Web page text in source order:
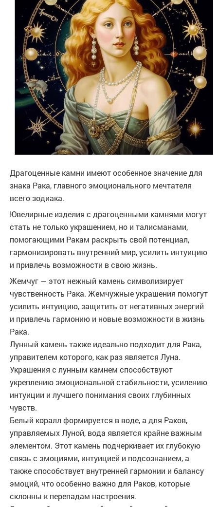
Драгоценные камни имеют особенное значение для
знака Рака, главного эмоционального мечтателя
всего зодиака.
Ювелирные изделия с драгоценными камнями могут
стать не только украшением, но и талисманами,
помогающими Ракам раскрыть свой потенциал,
гармонизировать внутренний мир, усилить интуицию
и привлечь возможности в свою жизнь.
Жемчуг — этот нежный камень символизирует
чувственность Рака. Жемчужные украшения помогут
усилить интуицию, защитить от негативных энергий
и привлечь гармонию и новые возможности в жизнь
Рака.
Лунный камень также идеально подходит для Рака,
управителем которого, как раз является Луна.
Украшения с лунным камнем способствуют
укреплению эмоциональной стабильности, усилению
интуиции и лучшего понимания своих глубинных
чувств.
Белый коралл формируется в воде, а для Раков,
управляемых Луной, вода является крайне важным
элементом. Этот камень подчеркивает их глубокую
связь с эмоциями, интуицией и подсознанием, а
также способствует внутренней гармонии и балансу
эмоций, что особенно важно для Раков, которые
склонны к перепадам настроения.